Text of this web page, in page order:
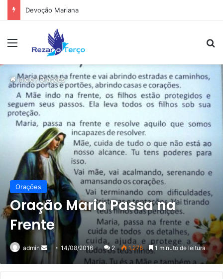
Devoção Mariana
Menu
Início/Orações
Orações
Oração Maria Passa na
Frente
admin
Mande
e-
14/08/2016 2 1.278 1 minuto de leitura